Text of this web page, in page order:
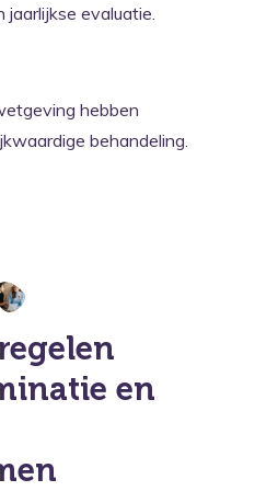
evaluatie.
hebben
behandeling.
en